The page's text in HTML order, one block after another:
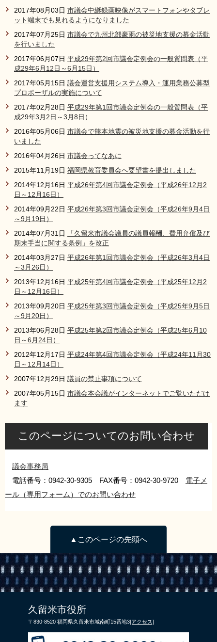
2017年08月03日 市議会中継録画映像がスマートフォンやタブレ
ット端末でも見れるようになりました
2017年07月25日 市議会で九州北部豪雨の被災地支援の募金活動
を行いました
2017年06月07日 平成29年第2回市議会定例会の一般質問表（平
成29年6月12日～6月15日）
2017年05月15日 議会運営支援用システム導入・運用業務公募型
プロポーザルの実施について
2017年02月28日 平成29年第1回市議会定例会の一般質問表（平
成29年3月2日～3月8日）
2016年05月06日 市議会で熊本地震の被災地支援の募金活動を行
いました
2016年04月26日 市議会ってなあに
2015年11月19日 福岡県教育委員会へ要望書を提出しました
2014年12月16日 平成26年第4回市議会定例会（平成26年12月2
日～12月16日）
2014年09月22日 平成26年第3回市議会定例会（平成26年9月4日
～9月19日）
2014年07月31日
「久留米市議会議員の議員報酬、費用弁償及び
期末手当に関する条例」を改正
2014年03月27日 平成26年第1回市議会定例会（平成26年3月4日
～3月26日）
2013年12月16日 平成25年第4回市議会定例会（平成25年12月2
日～12月16日）
2013年09月20日 平成25年第3回市議会定例会（平成25年9月5日
～9月20日）
2013年06月28日 平成25年第2回市議会定例会（平成25年6月10
日～6月24日）
2012年12月17日 平成24年第4回市議会定例会（平成24年11月30
日～12月14日）
2007年12月29日 議員の禁止事項について
2007年05月15日 市議会本会議がインターネットでご覧いただけ
ます
このページについてのお問い合わせ
議会事務局
電話番号：0942-30-9305 FAX番号：0942-30-9720 電子メ
ール（専用フォーム）でのお問い合わせ
▲このページの先頭へ
久留米市役所
〒830-8520 福岡県久留米市城南町15番地3[アクセス]